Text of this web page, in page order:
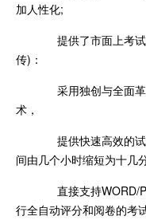
加人性化;
提供了市面上考试
传)：
采用独创与全面革
术，
提供快速高效的试
间由几个小时缩短为十几
直接支持WORD/
行全自动评分和阅卷的考